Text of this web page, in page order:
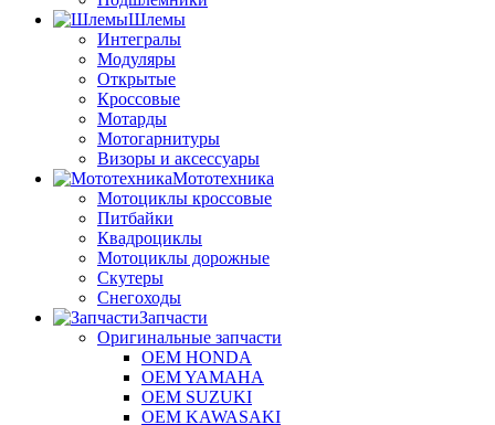
Шлемы
Интегралы
Модуляры
Открытые
Кроссовые
Мотарды
Мотогарнитуры
Визоры и аксессуары
Мототехника
Мотоциклы кроссовые
Питбайки
Квадроциклы
Мотоциклы дорожные
Скутеры
Снегоходы
Запчасти
Оригинальные запчасти
OEM HONDA
OEM YAMAHA
OEM SUZUKI
OEM KAWASAKI